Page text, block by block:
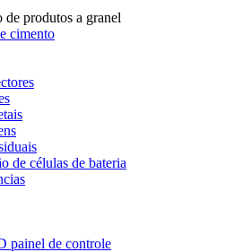
de produtos a granel
cimento
de células de bateria
painel de controle